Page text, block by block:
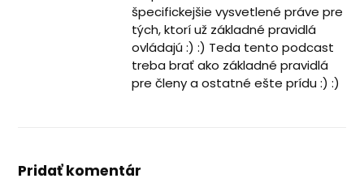
špecifickejšie vysvetlené práve pre
tých, ktorí už základné pravidlá
ovládajú :) :) Teda tento podcast
treba brať ako základné pravidlá
pre členy a ostatné ešte prídu :) :)
Pridať komentár